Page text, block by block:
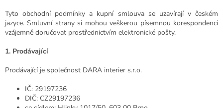
Tyto obchodní podmínky a kupní smlouva se uzavírají v českém
jazyce. Smluvní strany si mohou veškerou písemnou korespondenci
vzájemně doručovat prostřednictvím elektronické pošty.
1. Prodávající
Prodávající je společnost DARA interier s.r.o.
IČ: 29197236
DIČ: CZ29197236